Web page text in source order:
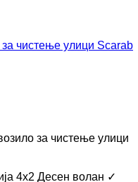
за чистење улици Scarab
за чистење улици
4x2 Десен волан ✓